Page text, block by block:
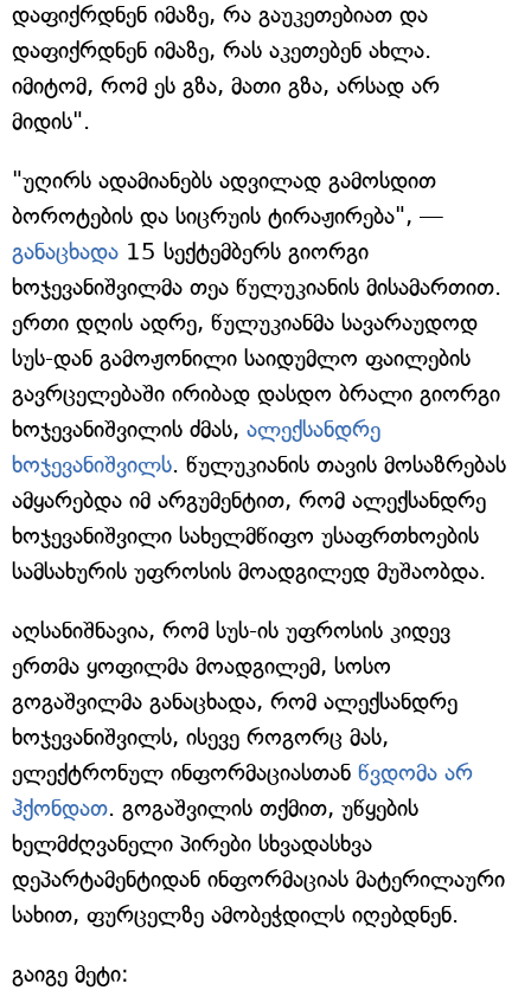
დაფიქრდნენ იმაზე, რა გაუკეთებიათ და
დაფიქრდნენ იმაზე, რას აკეთებენ ახლა.
იმიტომ, რომ ეს გზა, მათი გზა, არსად არ
მიდის".
"უღირს ადამიანებს ადვილად გამოსდით
ბოროტების და სიცრუის ტირაჟირება", —
განაცხადა 15 სექტემბერს გიორგი
ხოჯევანიშვილმა თეა წულუკიანის მისამართით.
ერთი დღის ადრე, წულუკიანმა სავარაუდოდ
სუს-დან გამოჟონილი საიდუმლო ფაილების
გავრცელებაში ირიბად დასდო ბრალი გიორგი
ხოჯევანიშვილის ძმას, ალექსანდრე
ხოჯევანიშვილს. წულუკიანის თავის მოსაზრებას
ამყარებდა იმ არგუმენტით, რომ ალექსანდრე
ხოჯევანიშვილი სახელმწიფო უსაფრთხოების
სამსახურის უფროსის მოადგილედ მუშაობდა.
აღსანიშნავია, რომ სუს-ის უფროსის კიდევ
ერთმა ყოფილმა მოადგილემ, სოსო
გოგაშვილმა განაცხადა, რომ ალექსანდრე
ხოჯევანიშვილს, ისევე როგორც მას,
ელექტრონულ ინფორმაციასთან წვდომა არ
ჰქონდათ. გოგაშვილის თქმით, უწყების
ხელმძღვანელი პირები სხვადასხვა
დეპარტამენტიდან ინფორმაციას მატერილაური
სახით, ფურცელზე ამობეჭდილს იღებდნენ.
გაიგე მეტი: